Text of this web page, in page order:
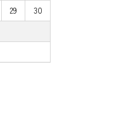
29
30